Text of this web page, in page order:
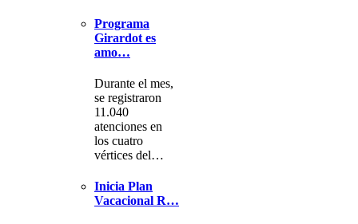
Programa
Girardot es
amo…
Durante el mes,
se registraron
11.040
atenciones en
los cuatro
vértices del…
Inicia Plan
Vacacional R…